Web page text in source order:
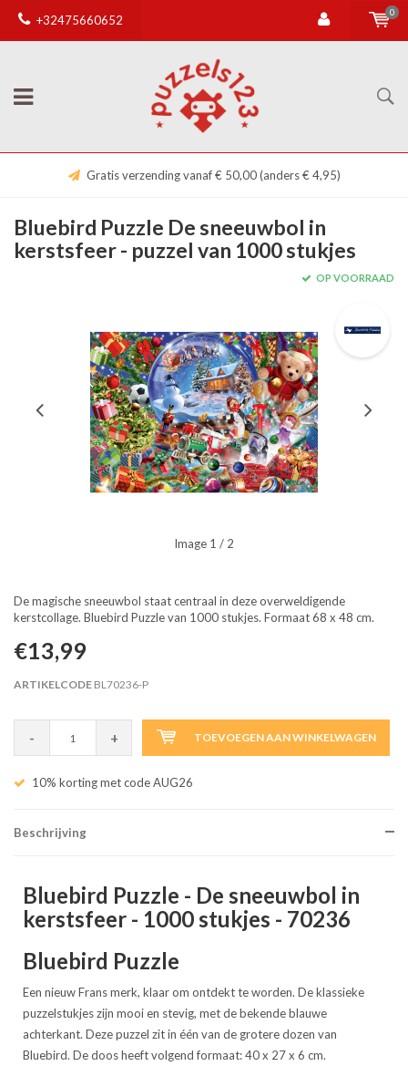
+32475660652
0
Gratis verzending vanaf € 50,00 (anders € 4,95)
Bluebird Puzzle De sneeuwbol in
kerstsfeer - puzzel van 1000 stukjes
OP VOORRAAD
Image 1 / 2
De magische sneeuwbol staat centraal in deze overweldigende
kerstcollage. Bluebird Puzzle van 1000 stukjes. Formaat 68 x 48 cm.
€13,99
ARTIKELCODE BL70236-P
- + TOEVOEGEN AAN WINKELWAGEN
10% korting met code AUG26
Beschrijving
Bluebird Puzzle - De sneeuwbol in
kerstsfeer - 1000 stukjes - 70236
Bluebird Puzzle
Een nieuw Frans merk, klaar om ontdekt te worden. De klassieke
puzzelstukjes zijn mooi en stevig, met de bekende blauwe
achterkant. Deze puzzel zit in één van de grotere dozen van
Bluebird. De doos heeft volgend formaat: 40 x 27 x 6 cm.